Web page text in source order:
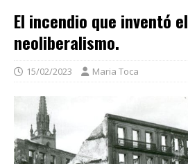
El incendio que inventó el
neoliberalismo.
15/02/2023 Maria Toca